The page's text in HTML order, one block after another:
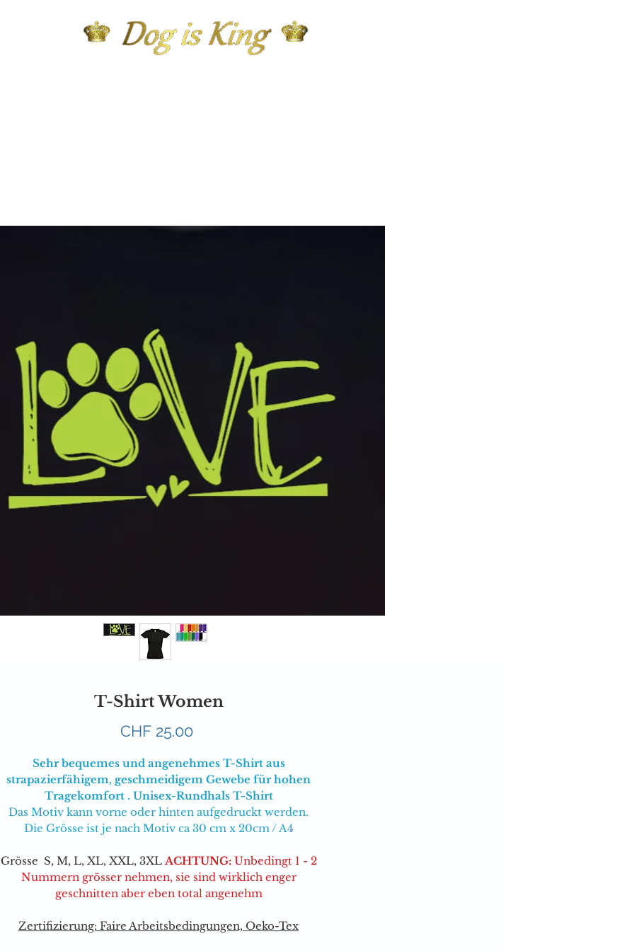
T-Shirt Women
CHF 25.00Preis
Sehr bequemes und angenehmes T-Shirt aus
strapazierfähigem, geschmeidigem Gewebe für hohen
Tragekomfort . Unisex-Rundhals T-Shirt
Das Motiv kann vorne oder hinten aufgedruckt werden.
Die Grösse ist je nach Motiv ca 30 cm x 20cm / A4
Grösse S, M, L, XL, XXL, 3XLACHTUNG: Unbedingt 1 - 2
Nummern grösser nehmen, sie sind wirklich enger
geschnitten aber eben total angenehm
Zertifizierung: Faire Arbeitsbedingungen, Oeko-Tex